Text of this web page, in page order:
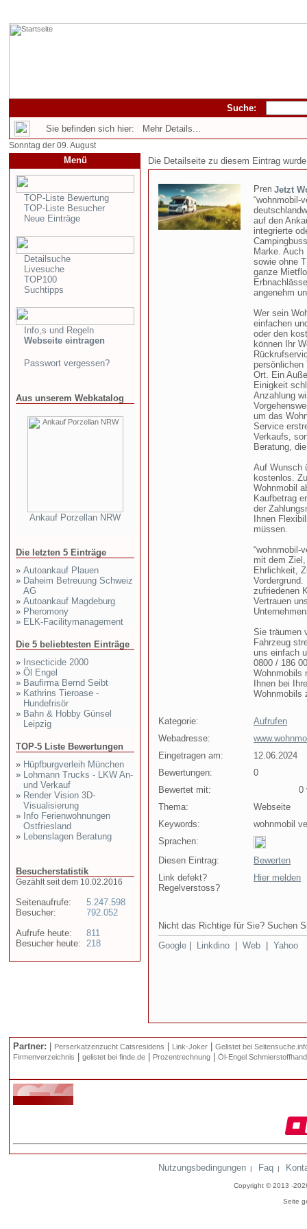
Suche:
Sie befinden sich hier: Mehr Details...
Sonntag der 09. August
Menü
TOP-Liste Bewertung
TOP-Liste Besucher
Neue Einträge
Detailsuche
Livesuche
TOP100
Suchtipps
Info,s und Regeln
Webseite eintragen
Passwort vergessen?
Aus unserem Webkatalog
Ankauf Porzellan NRW
Die letzten 5 Einträge
» Autoankauf Plauen
» Daheim Betreuung Schweiz
AG
» Autoankauf Magdeburg
» Pheromony
» ELK-Facilitymanagement
Die 5 beliebtesten Einträge
» Insecticide 2000
» Öl Engel
» Baufirma Bernd Seibt
» Kathrins Tieroase -
Hundefrisör
» Bahn & Hobby Günsel
Leipzig
TOP-5 Liste Bewertungen
» Hüpfburgverleih München
» Lohmann Trucks - LKW An-
und Verkauf
» Render Vision 3D-
Visualisierung
» Info Ferienwohnungen
Ostfriesland
» Lebenslagen Beratung
Besucherstatistik
Gezählt seit dem 10.02.2016
Seitenaufrufe:
Besucher:
Aufrufe heute:
Besucher heute:
5.247.598
792.052
811
218
Die Detailseite zu diesem Eintrag
Jetzt
“wohnmobil-
auf den
integrierte
Marke.
sowie ohne
ganze
angenehm
Wer sein
einfachen
oder den
können Ihr
Ort. Ein
Einigkeit
Anzahlung
um das
Service
Verkaufs,
Beratung,
Auf Wunsch
kostenlos.
Wohnmobil
Kaufbetrag
der
Ihnen
müssen.
“wohnmobil-
mit dem
Ehrlichkeit,
zufriedenen
Vertrauen
Sie träumen
Fahrzeug
uns einfach
0800 / 186
Wohnmobils
Ihnen bei
Wohnmobils
Kategorie:
Aufrufen
Webadresse:
Eingetragen am:
12.06.2024
Bewertungen:
0
Bewertet mit:
0
Thema:
Webseite
Keywords:
wohnmobil
Sprachen:
Diesen Eintrag:
Bewerten
Link defekt?
Regelverstoss?
Hier melden
Nicht das Richtige für Sie? Suchen
Google
Linkdino Web Yahoo
Partner: Perserkatzenzucht Catsresidens Link-Joker
Gelistet bei
Firmenverzeichnis
gelistet bei finde.de Prozentrechnung Öl-Engel
Nutzungsbedingungen | Faq |
Copyright © 2013 -
Seite